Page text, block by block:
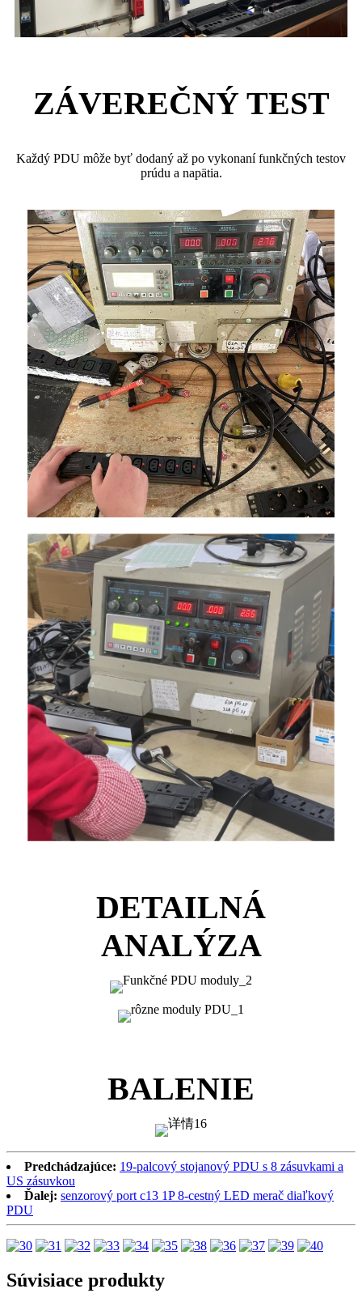
ZÁVEREČNÝ TEST
Každý PDU môže byť dodaný až po vykonaní funkčných testov
prúdu a napätia.
DETAILNÁ
ANALÝZA
BALENIE
Predchádzajúce: 19-palcový stojanový PDU s 8 zásuvkami a
US zásuvkou
Ďalej: senzorový port c13 1P 8-cestný LED merač diaľkový
PDU
Súvisiace produkty